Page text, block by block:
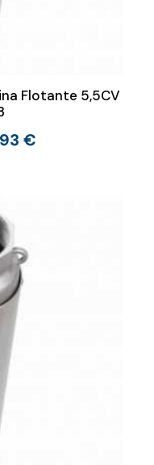
Flotante 5,5CV
€